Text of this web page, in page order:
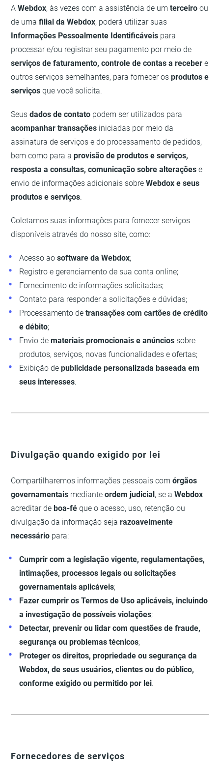
AWebdox, às vezes com a assistência de umterceiro ou
de umafilial da Webdox, poderá utilizar suas
Informações Pessoalmente Identificáveis para
processar e/ou registrar seu pagamento por meio de
serviços de faturamento, controle de contas a receber e
outros serviços semelhantes, para fornecer osprodutos e
serviços que você solicita.
Seusdados de contato podem ser utilizados para
acompanhar transações iniciadas por meio da
assinatura de serviços e do processamento de pedidos,
bem como para aprovisão de produtos e serviços,
resposta a consultas, comunicação sobre alterações e
envio de informações adicionais sobreWebdox e seus
produtos e serviços.
Coletamos suas informações para fornecer serviços
disponíveis através do nosso site, como:
Acesso aosoftware da Webdox;
Registro e gerenciamento de sua conta online;
Fornecimento de informações solicitadas;
Contato para responder a solicitações e dúvidas;
Processamento detransações com cartões de crédito
e débito;
Envio demateriais promocionais e anúncios sobre
produtos, serviços, novas funcionalidades e ofertas;
Exibição depublicidade personalizada baseada em
seus interesses.
Divulgação quando exigido por lei
Compartilharemos informações pessoais comórgãos
governamentais medianteordem judicial, se aWebdox
acreditar deboa-fé que o acesso, uso, retenção ou
divulgação da informação sejarazoavelmente
necessário para:
Cumprir com a legislação vigente, regulamentações,
intimações, processos legais ou solicitações
governamentais aplicáveis;
Fazer cumprir os Termos de Uso aplicáveis, incluindo
a investigação de possíveis violações;
Detectar, prevenir ou lidar com questões de fraude,
segurança ou problemas técnicos;
Proteger os direitos, propriedade ou segurança da
Webdox, de seus usuários, clientes ou do público,
conforme exigido ou permitido por lei.
Fornecedores de serviços